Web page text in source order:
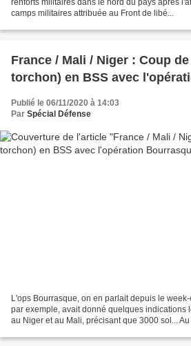
camps militaires attribuée au Front de libé...
France / Mali / Niger : Coup
torchon) en BSS avec
Publié le 06/11/2020 à 14:03
Par Spécial Défense
L'ops Bourrasque, on en parlait depuis le
par exemple, avait donné quelques indications
au Niger et au Mali, précisant que 3000 sol...